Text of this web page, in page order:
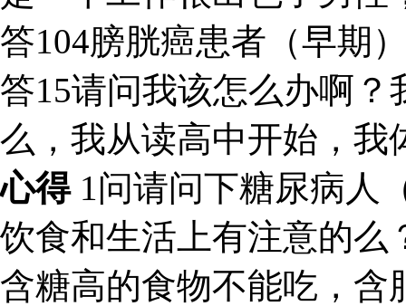
答104膀胱癌患者（早期
答15请问我该怎么办啊
么，我从读高中开始，
心得1问请问下糖尿病人
饮食和生活上有注意的么
含糖高的食物不能吃，含